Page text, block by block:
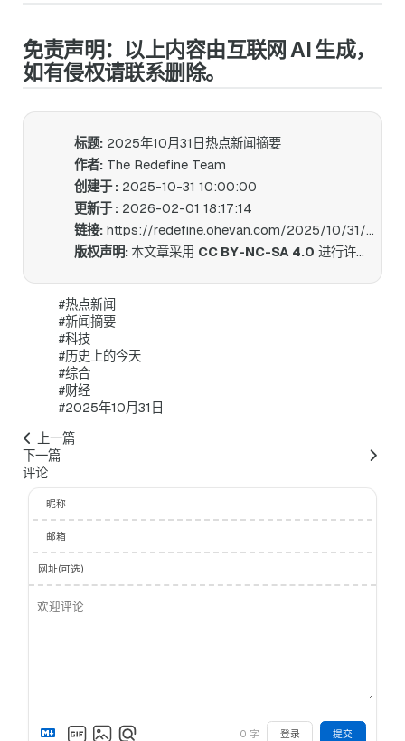
免责声明：以上内容由互联网 AI 生成，
如有侵权请联系删除。
标题: 2025年10月31日热点新闻摘要
作者: The Redefine Team
创建于 : 2025-10-31 10:00:00
更新于 : 2026-02-01 18:17:14
链接: https://redefine.ohevan.com/2025/10/31/2025-10-31-daily-news/
版权声明:本文章采用 CC BY-NC-SA 4.0 进行许可。
#热点新闻
#新闻摘要
#科技
#历史上的今天
#综合
#财经
#2025年10月31日
上一篇
下一篇
评论
昵称
邮箱
网址(可选)
0 字 登录 提交